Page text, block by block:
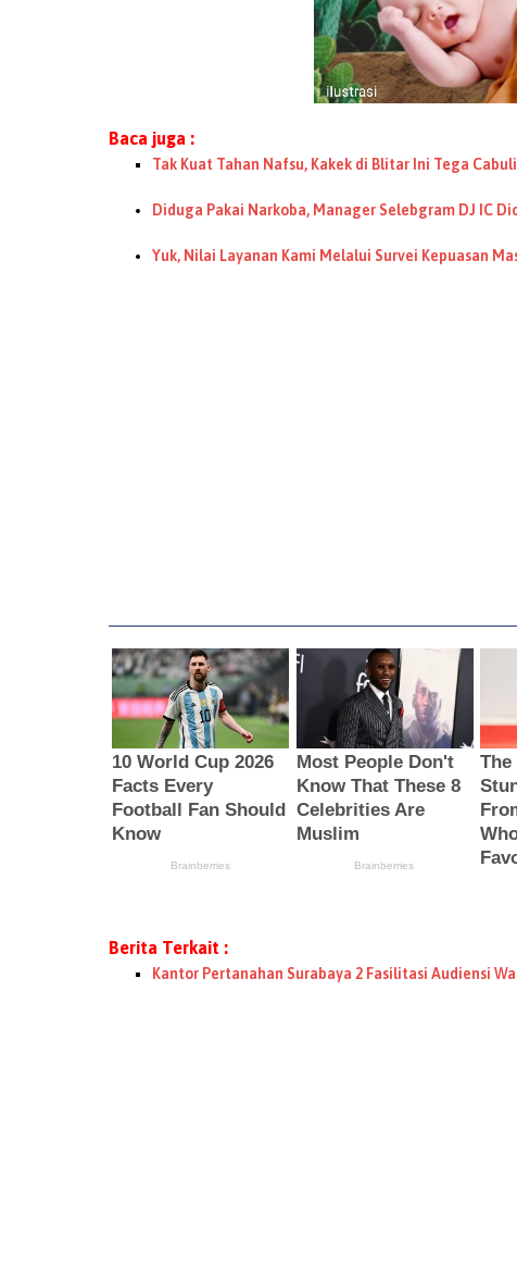
Baca juga :
Tak Kuat Tahan Nafsu, Kakek di Blitar Ini Tega
Diduga Pakai Narkoba, Manager Selebgram DJ IC
Yuk, Nilai Layanan Kami Melalui Survei Kepuasan
Berita Terkait :
Kantor Pertanahan Surabaya 2 Fasilitasi Audiensi